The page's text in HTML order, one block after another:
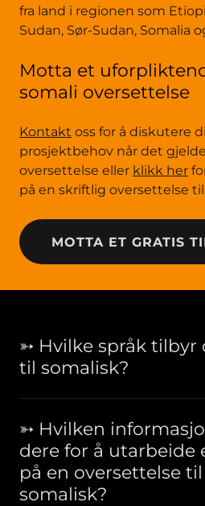
fra land i regionen som
Sudan, Sør-Sudan, Somalia
Motta et
somali oversettelse
Kontakt oss for å diskutere
prosjektbehov når det
oversettelse eller klikk her
på en skriftlig oversettelse til
MOTTA ET GRATIS
➳ Hvilke språk tilbyr
til somalisk?
➳ Hvilken
dere for å utarbeide
på en oversettelse til
somalisk?